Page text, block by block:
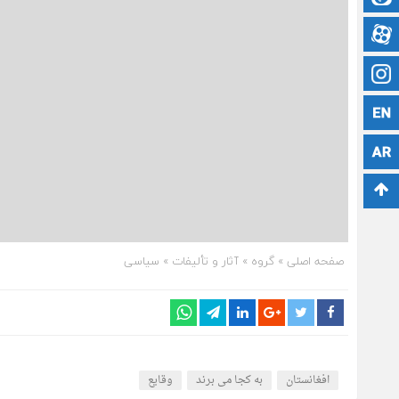
صفحه اصلی » گروه » آثار و تألیفات » سیاسی
افغانستان به کجا می برند وقایع